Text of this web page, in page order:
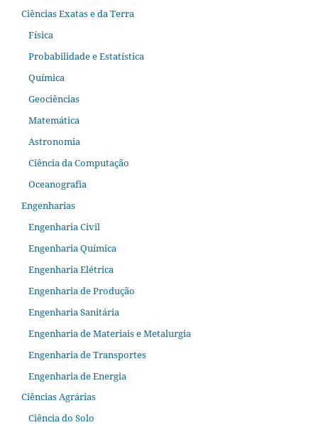
Ciências Exatas e da Terra
Física
Probabilidade e Estatística
Química
Geociências
Matemática
Astronomia
Ciência da Computação
Oceanografia
Engenharias
Engenharia Civil
Engenharia Química
Engenharia Elétrica
Engenharia de Produção
Engenharia Sanitária
Engenharia de Materiais e Metalurgia
Engenharia de Transportes
Engenharia de Energia
Ciências Agrárias
Ciência do Solo